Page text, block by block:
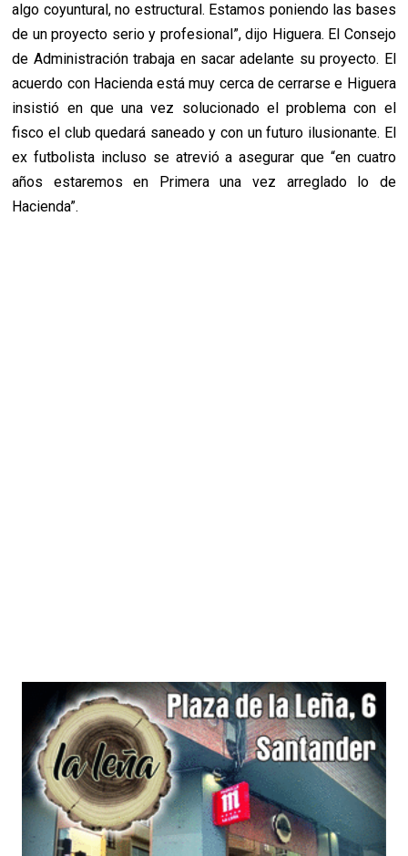
algo coyuntural, no estructural. Estamos poniendo las bases
de un proyecto serio y profesional”, dijo Higuera. El Consejo
de Administración trabaja en sacar adelante su proyecto. El
acuerdo con Hacienda está muy cerca de cerrarse e Higuera
insistió en que una vez solucionado el problema con el
fisco el club quedará saneado y con un futuro ilusionante. El
ex futbolista incluso se atrevió a asegurar que “en cuatro
años estaremos en Primera una vez arreglado lo de
Hacienda”.